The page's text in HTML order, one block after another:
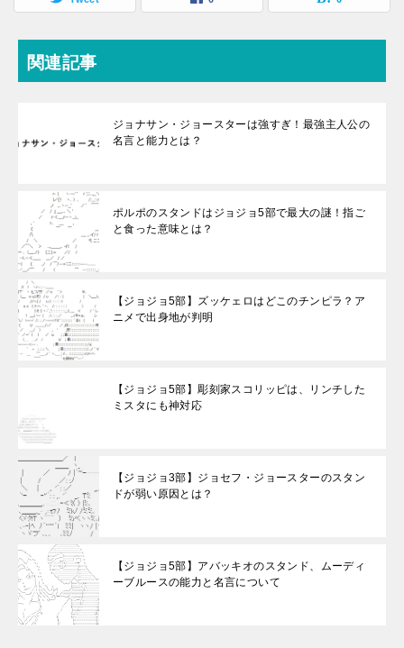
関連記事
ジョナサン・ジョースターは強すぎ！最強主人公の
名言と能力とは？
ポルポのスタンドはジョジョ5部で最大の謎！指ご
と食った意味とは？
【ジョジョ5部】ズッケェロはどこのチンピラ？ア
ニメで出身地が判明
【ジョジョ5部】彫刻家スコリッピは、リンチした
ミスタにも神対応
【ジョジョ3部】ジョセフ・ジョースターのスタン
ドが弱い原因とは？
【ジョジョ5部】アバッキオのスタンド、ムーディ
ーブルースの能力と名言について